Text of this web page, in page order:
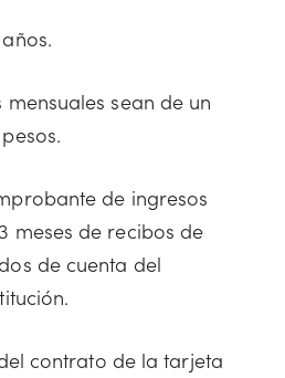
mensuales sean de un
de ingresos
meses de recibos de
de cuenta del
contrato de la tarjeta